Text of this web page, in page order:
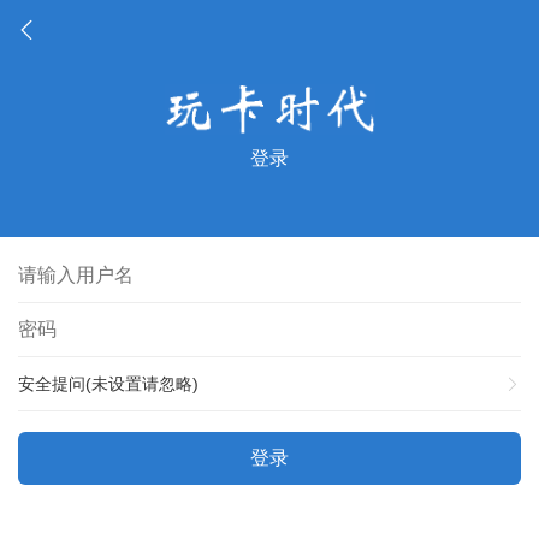
登录
安全提问(未设置请忽略)
登录